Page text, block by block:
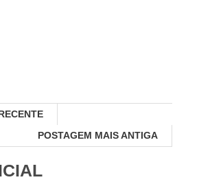
POSTAGEM MAIS ANTIGA